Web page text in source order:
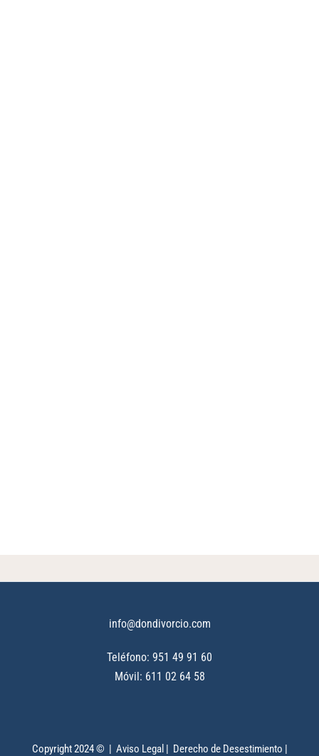
info@dondivorcio.com
Teléfono: 951 49 91 60
Móvil: 611 02 64 58
Copyright 2024 © | Aviso Legal | Derecho de Desestimiento |